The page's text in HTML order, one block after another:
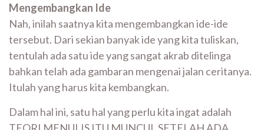
Mengembangkan Ide
Nah, inilah saatnya kita mengembangkan ide-ide
tersebut. Dari sekian banyak ide yang kita tuliskan,
tentulah ada satu ide yang sangat akrab ditelinga
bahkan telah ada gambaran mengenai jalan ceritanya.
Itulah yang harus kita kembangkan.
Dalam hal ini, satu hal yang perlu kita ingat adalah